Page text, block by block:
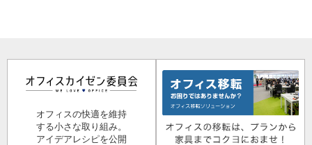
オフィスの快適を維持
する小さな取り組み。
アイデアレシピを公開